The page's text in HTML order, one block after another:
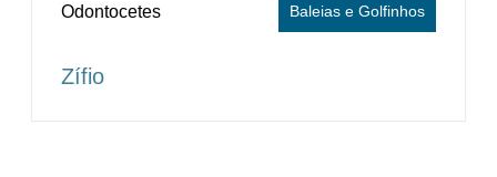
Baleias e Golfinhos
Odontocetes
Zífio